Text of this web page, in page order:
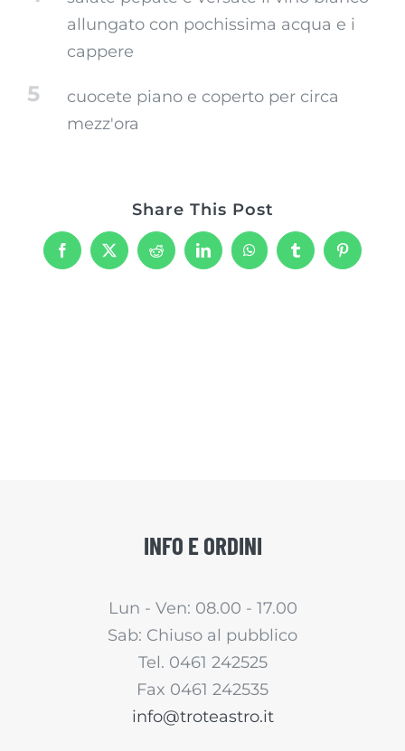
allungato con pochissima acqua e i
cappere
5
cuocete piano e coperto per circa
mezz'ora
Share This Post
Facebook
X Reddit LinkedInWhatsAppTumblr Pinterest
INFO E ORDINI
Lun - Ven: 08.00 - 17.00
Sab: Chiuso al pubblico
Tel. 0461 242525
Fax 0461 242535
info@troteastro.it